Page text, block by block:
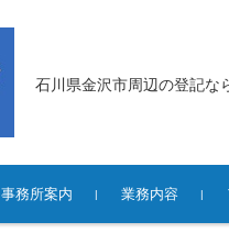
石川県金沢市周辺の登記な
事務所案内 業務内容